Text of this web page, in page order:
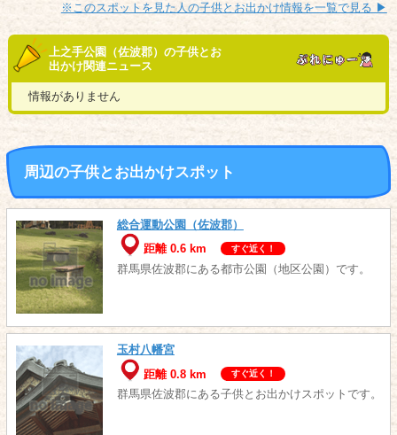
※このスポットを見た人の子供とお出かけ情報を一覧で見る ▶︎
上之手公園（佐波郡）の子供とお
出かけ関連ニュース
情報がありません
周辺の子供とお出かけスポット
総合運動公園（佐波郡）
距離 0.6 km
すぐ近く！
群馬県佐波郡にある都市公園（地区公園）です。
玉村八幡宮
距離 0.8 km
すぐ近く！
群馬県佐波郡にある子供とお出かけスポットです。